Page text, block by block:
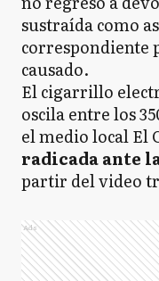
sustraída como
correspondiente
causado.
El cigarrillo
oscila entre los
el medio local El
radicada ante
partir del video
Ads